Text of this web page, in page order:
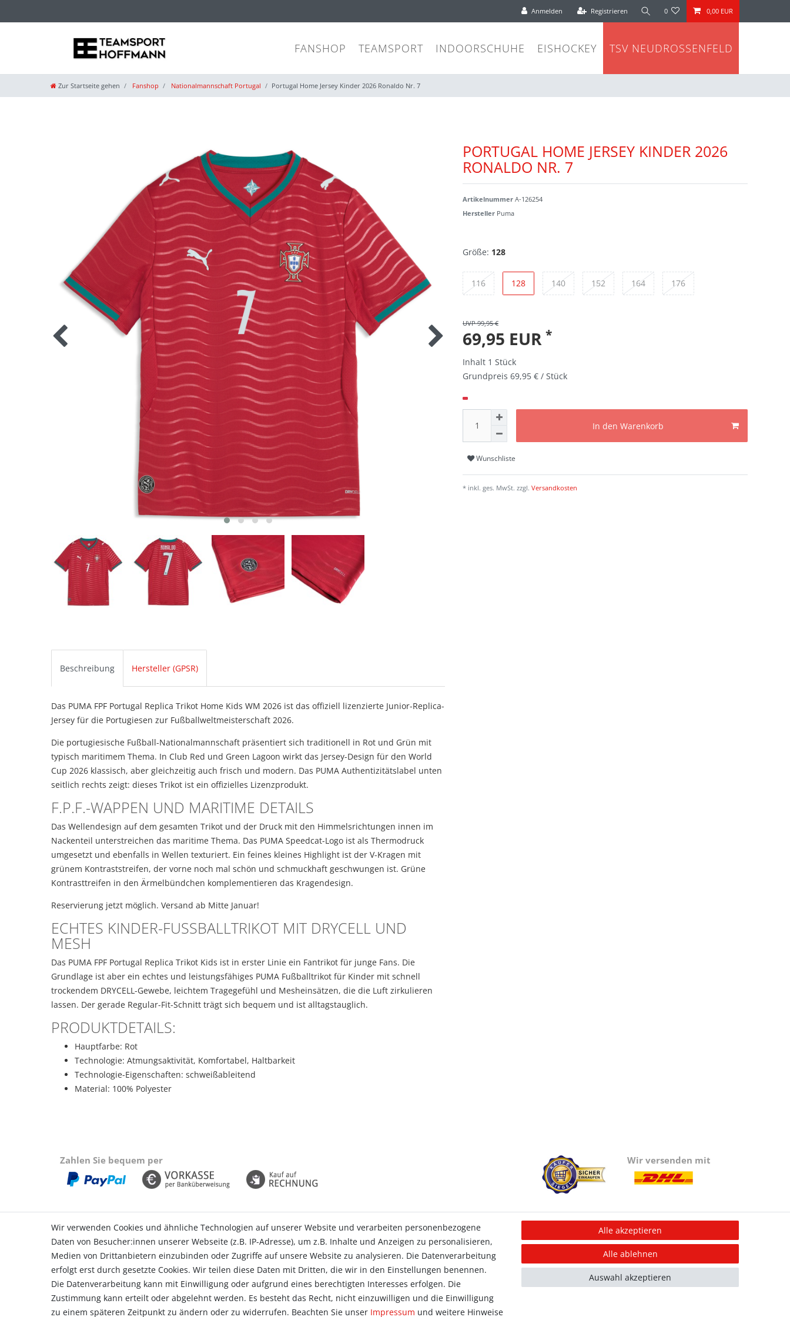
Anmelden Registrieren 0 0,00 EUR
FANSHOP TEAMSPORT INDOORSCHUHE EISHOCKEY TSV NEUDROSSENFELD
Zur Startseite gehen Fanshop Nationalmannschaft Portugal Portugal Home Jersey Kinder 2026 Ronaldo Nr. 7
PORTUGAL HOME JERSEY KINDER 2026
RONALDO NR. 7
Artikelnummer A-126254
Hersteller Puma
Größe: 128
116 128 140 152 164 176
UVP 99,95 €
69,95 EUR *
Inhalt 1 Stück
Grundpreis 69,95 € / Stück
In den Warenkorb
Wunschliste
* inkl. ges. MwSt. zzgl. Versandkosten
Beschreibung Hersteller (GPSR)
Das PUMA FPF Portugal Replica Trikot Home Kids WM 2026 ist das offiziell lizenzierte Junior-Replica-
Jersey für die Portugiesen zur Fußballweltmeisterschaft 2026.
Die portugiesische Fußball-Nationalmannschaft präsentiert sich traditionell in Rot und Grün mit
typisch maritimem Thema. In Club Red und Green Lagoon wirkt das Jersey-Design für den World
Cup 2026 klassisch, aber gleichzeitig auch frisch und modern. Das PUMA Authentizitätslabel unten
seitlich rechts zeigt: dieses Trikot ist ein offizielles Lizenzprodukt.
F.P.F.-WAPPEN UND MARITIME DETAILS
Das Wellendesign auf dem gesamten Trikot und der Druck mit den Himmelsrichtungen innen im
Nackenteil unterstreichen das maritime Thema. Das PUMA Speedcat-Logo ist als Thermodruck
umgesetzt und ebenfalls in Wellen texturiert. Ein feines kleines Highlight ist der V-Kragen mit
grünem Kontraststreifen, der vorne noch mal schön und schmuckhaft geschwungen ist. Grüne
Kontrasttreifen in den Ärmelbündchen komplementieren das Kragendesign.
Reservierung jetzt möglich. Versand ab Mitte Januar!
ECHTES KINDER-FUSSBALLTRIKOT MIT DRYCELL UND M
ESH
Das PUMA FPF Portugal Replica Trikot Kids ist in erster Linie ein Fantrikot für junge Fans. Die
Grundlage ist aber ein echtes und leistungsfähiges PUMA Fußballtrikot für Kinder mit schnell
trockendem DRYCELL-Gewebe, leichtem Tragegefühl und Mesheinsätzen, die die Luft zirkulieren
lassen. Der gerade Regular-Fit-Schnitt trägt sich bequem und ist alltagstauglich.
PRODUKTDETAILS:
Hauptfarbe: Rot
Technologie: Atmungsaktivität, Komfortabel, Haltbarkeit
Technologie-Eigenschaften: schweißableitend
Material: 100% Polyester
Zahlen Sie bequem per Wir versenden mit
Einkaufen
Zahlungsarten
Versandarten & -kosten
Widerrufsrecht
Vertrag widerrufen
Konto
Login
Registrieren
Warenkorb
Zur Kasse
Allgemein
Kontakt
Datenschutzerklärung
AGB
Impressum
Information
Informationen für Vereine
Informationen zur Beflockung
Newsletter-Anmeldung
Wir verwenden Cookies und ähnliche Technologien auf unserer Website und verarbeiten personenbezogene
Daten von Besucher:innen unserer Webseite (z.B. IP-Adresse), um z.B. Inhalte und Anzeigen zu personalisieren,
Medien von Drittanbietern einzubinden oder Zugriffe auf unsere Website zu analysieren. Die Datenverarbeitung
erfolgt erst durch gesetzte Cookies. Wir teilen diese Daten mit Dritten, die wir in den Einstellungen benennen.
Die Datenverarbeitung kann mit Einwilligung oder aufgrund eines berechtigten Interesses erfolgen. Die
Zustimmung kann erteilt oder abgelehnt werden. Es besteht das Recht, nicht einzuwilligen und die Einwilligung
zu einem späteren Zeitpunkt zu ändern oder zu widerrufen. Beachten Sie unser Impressum und weitere Hinweise
Alle akzeptieren
Alle ablehnen
Auswahl akzeptieren